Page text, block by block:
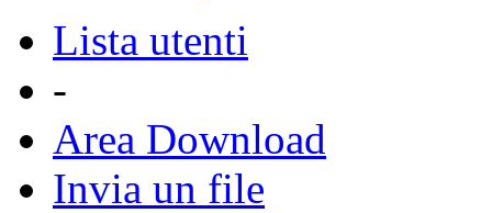
Lista utenti
-
Area Download
Invia un file